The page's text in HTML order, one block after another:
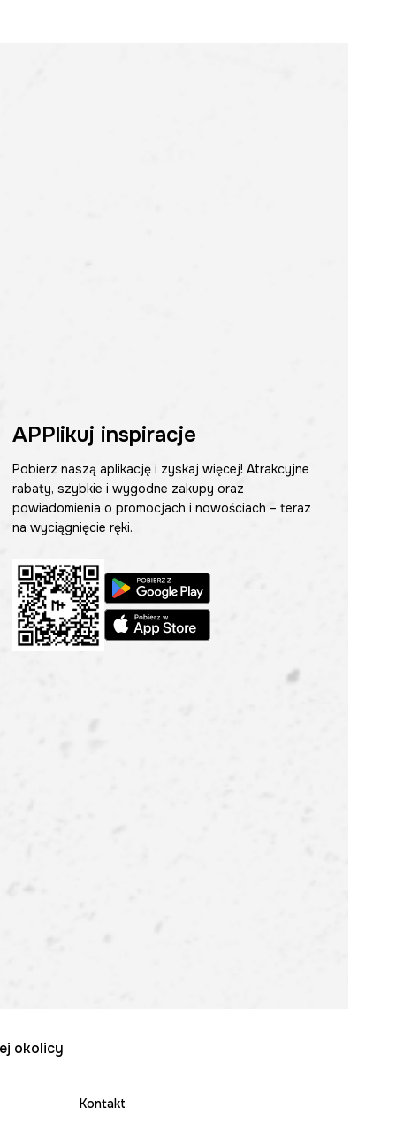
APPlikuj inspiracje
Pobierz naszą aplikację i zyskaj więcej! Atrakcyjne
rabaty, szybkie i wygodne zakupy oraz
powiadomienia o promocjach i nowościach – teraz
na wyciągnięcie ręki.
okolicy
Kontakt